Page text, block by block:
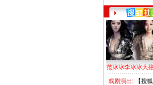
范冰冰李冰冰大
戏剧演出
【搜